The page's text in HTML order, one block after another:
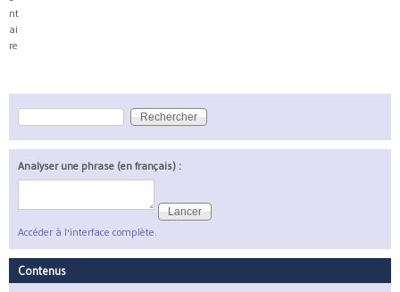
nt
ai
re
Formulaire de recherche
Rechercher
Analyser une phrase (en français) :
Accéder à l'interface complète.
Contenus